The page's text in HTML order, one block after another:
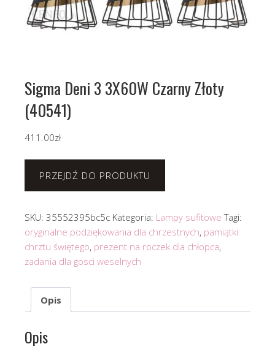
Sigma Deni 3 3X60W Czarny Złoty
(40541)
411.00zł
PRZEJDŹ DO PRODUKTU
SKU: 35552395bc5c Kategoria: Lampy sufitowe Tagi:
oryginalne podziękowania dla chrzestnych, pamiątki
chrztu świętego, prezent na roczek dla chłopca,
zadania dla gosci weselnych
Opis
Opis